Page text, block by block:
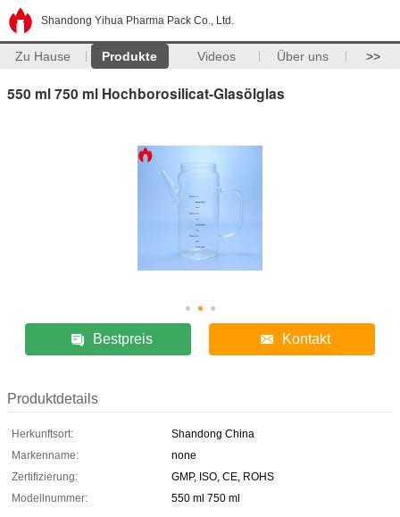
Shandong Yihua Pharma Pack Co., Ltd.
Zu Hause Produkte Videos Über uns >>
550 ml 750 ml Hochborosilicat-Glasölglas
Bestpreis Kontakt
Produktdetails
Herkunftsort:
Shandong China
Markenname:
none
Zertifizierung:
GMP, ISO, CE, ROHS
Modellnummer:
550 ml 750 ml